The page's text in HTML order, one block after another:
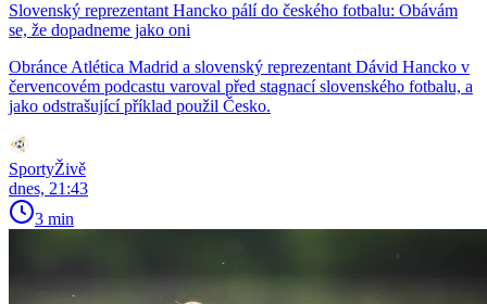
Slovenský reprezentant Hancko pálí do českého fotbalu: Obávám
se, že dopadneme jako oni
Obránce Atlética Madrid a slovenský reprezentant Dávid Hancko v
červencovém podcastu varoval před stagnací slovenského fotbalu, a
jako odstrašující příklad použil Česko.
SportyŽivě
dnes, 21:43
3 min